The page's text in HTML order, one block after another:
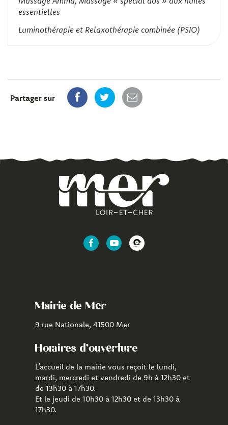
essentielles
Luminothérapie et Relaxothérapie combinée (PSIO)
Partager sur
Lien
Lien
Lien
Mairie de Mer
9 rue Nationale, 41500 Mer
Horaires d'ouverture
L’accueil de la mairie vous reçoit le lundi,
mardi, mercredi et vendredi de 9h à 12h30 et
de 13h30 à 17h30.
Et le jeudi de 10h30 à 12h30 et de 13h30 à
17h30.